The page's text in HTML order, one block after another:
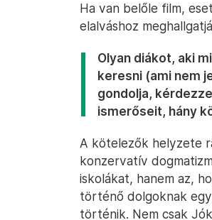
Ha van belőle film,
elalváshoz
Olyan diákot, aki
keresni (ami nem
gondolja,
ismerőseit, hány
A kötelezők helyzete
konzervatív
iskolákat, hanem az,
történő dolgoknak
történik. Nem csak